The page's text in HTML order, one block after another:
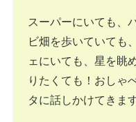
スーパーにいても、
ビ畑を歩いていても
ェにいても、星を眺
りたくても！おしゃ
タに話しかけてきます